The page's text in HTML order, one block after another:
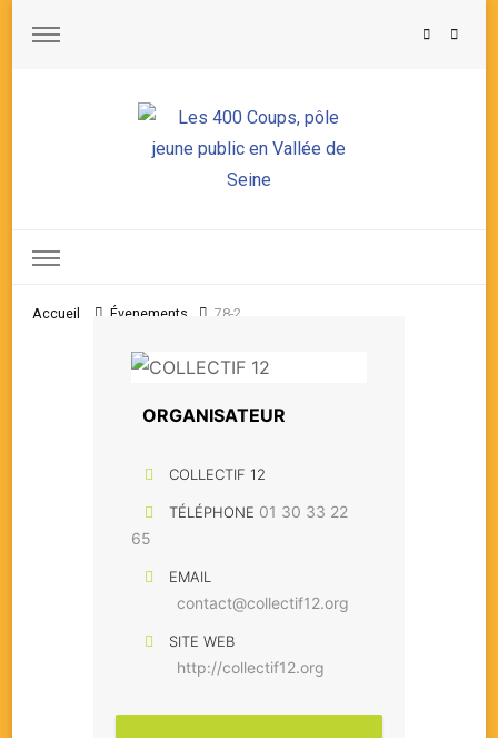
Accueil Évenements 78-2
ORGANISATEUR
COLLECTIF 12
TÉLÉPHONE 01 30 33 22
65
EMAIL
contact@collectif12.org
SITE WEB
http://collectif12.org